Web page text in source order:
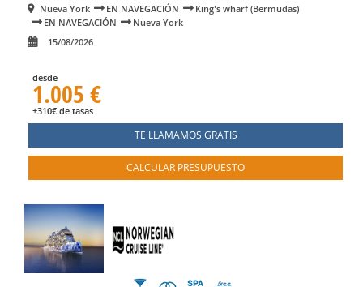
Nueva York EN NAVEGACIÓN
King's wharf (Bermudas)
EN NAVEGACIÓN
Nueva York
15/08/2026
desde
1.005 €
+310€ de tasas
TE LLAMAMOS GRATIS
CALCULAR PRESUPUESTO